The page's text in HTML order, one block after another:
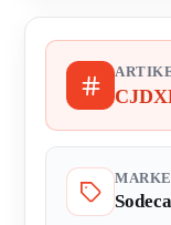
MARKE
Sodeca